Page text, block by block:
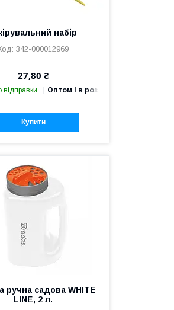
набір
342-000012969
27,80 ₴
відправки Оптом і в роздріб
Купити
ручна садова WHITE
LINE, 2 л.